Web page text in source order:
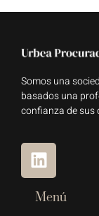
Somos una
basados una
confianza de sus
Menú